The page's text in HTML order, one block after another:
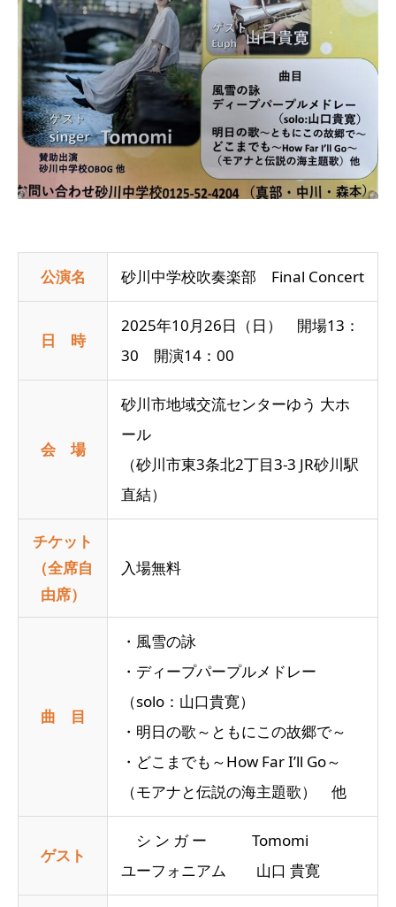
公演名 砂川中学校吹奏楽部 Final Concert
日 時
2025年10月26日（日） 開場13：
30 開演14：00
会 場
砂川市地域交流センターゆう 大ホ
ール
（砂川市東3条北2丁目3-3 JR砂川駅
直結）
チケット
（全席自
由席）
入場無料
曲 目
・風雪の詠
・ディープパープルメドレー
（solo：山口貴寛）
・明日の歌～ともにこの故郷で～
・どこまでも～How Far I’ll Go～
（モアナと伝説の海主題歌） 他
ゲスト
シ ン ガ ー Tomomi
ユーフォニアム 山口 貴寛